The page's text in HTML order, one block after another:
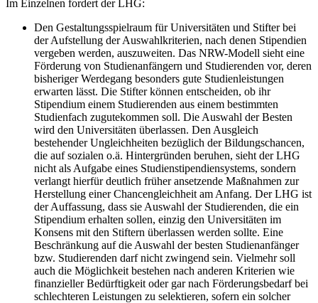
Im Einzelnen fordert der LHG:
Den Gestaltungsspielraum für Universitäten und Stifter bei
der Aufstellung der Auswahlkriterien, nach denen Stipendien
vergeben werden, auszuweiten. Das NRW-Modell sieht eine
Förderung von Studienanfängern und Studierenden vor, deren
bisheriger Werdegang besonders gute Studienleistungen
erwarten lässt. Die Stifter können entscheiden, ob ihr
Stipendium einem Studierenden aus einem bestimmten
Studienfach zugutekommen soll. Die Auswahl der Besten
wird den Universitäten überlassen. Den Ausgleich
bestehender Ungleichheiten bezüglich der Bildungschancen,
die auf sozialen o.ä. Hintergründen beruhen, sieht der LHG
nicht als Aufgabe eines Studienstipendiensystems, sondern
verlangt hierfür deutlich früher ansetzende Maßnahmen zur
Herstellung einer Chancengleichheit am Anfang. Der LHG ist
der Auffassung, dass sie Auswahl der Studierenden, die ein
Stipendium erhalten sollen, einzig den Universitäten im
Konsens mit den Stiftern überlassen werden sollte. Eine
Beschränkung auf die Auswahl der besten Studienanfänger
bzw. Studierenden darf nicht zwingend sein. Vielmehr soll
auch die Möglichkeit bestehen nach anderen Kriterien wie
finanzieller Bedürftigkeit oder gar nach Förderungsbedarf bei
schlechteren Leistungen zu selektieren, sofern ein solcher